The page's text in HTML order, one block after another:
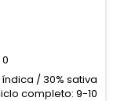
0
/ 30% sativa
completo: 9-10